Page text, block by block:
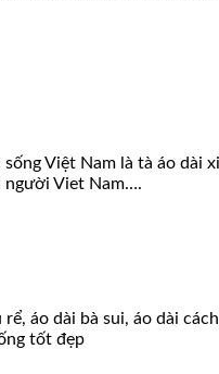
Việt Nam là tà áo dài
người Viet Nam….
áo dài bà sui, áo dài
tốt đẹp